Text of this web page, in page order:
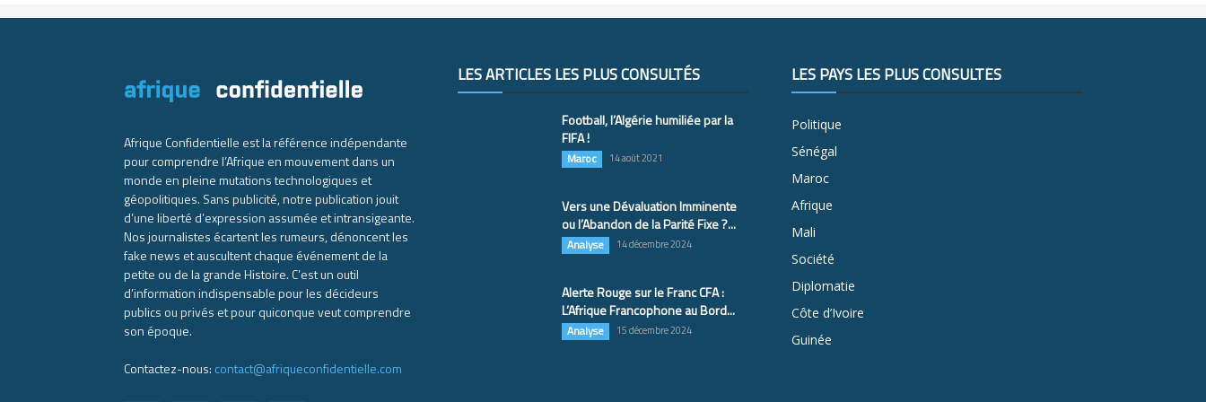
Afrique Confidentielle est la référence indépendante
pour comprendre l’Afrique en mouvement dans un
monde en pleine mutations technologiques et
géopolitiques. Sans publicité, notre publication jouit
d’une liberté d’expression assumée et intransigeante.
Nos journalistes écartent les rumeurs, dénoncent les
fake news et auscultent chaque événement de la
petite ou de la grande Histoire. C’est un outil
d’information indispensable pour les décideurs
publics ou privés et pour quiconque veut comprendre
son époque.
Contactez-nous: contact@afriqueconfidentielle.com
LES ARTICLES LES PLUS CONSULTÉS
Football, l’Algérie humiliée par la
FIFA !
Maroc 14 août 2021
Vers une Dévaluation Imminente
ou l’Abandon de la Parité Fixe ?...
Analyse 14 décembre 2024
Alerte Rouge sur le Franc CFA :
L’Afrique Francophone au Bord...
Analyse 15 décembre 2024
LES PAYS LES PLUS CONSULTÉS
Politique
Sénégal
Maroc
Afrique
Mali
Société
Diplomatie
Côte d’Ivoire
Guinée